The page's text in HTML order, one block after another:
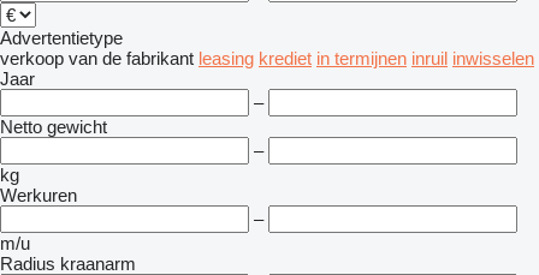
Advertentietype
verkoop van de fabrikant leasing krediet in termijnen inruil inwisselen
Jaar
–
Netto gewicht
–
kg
Werkuren
–
m/u
Radius kraanarm